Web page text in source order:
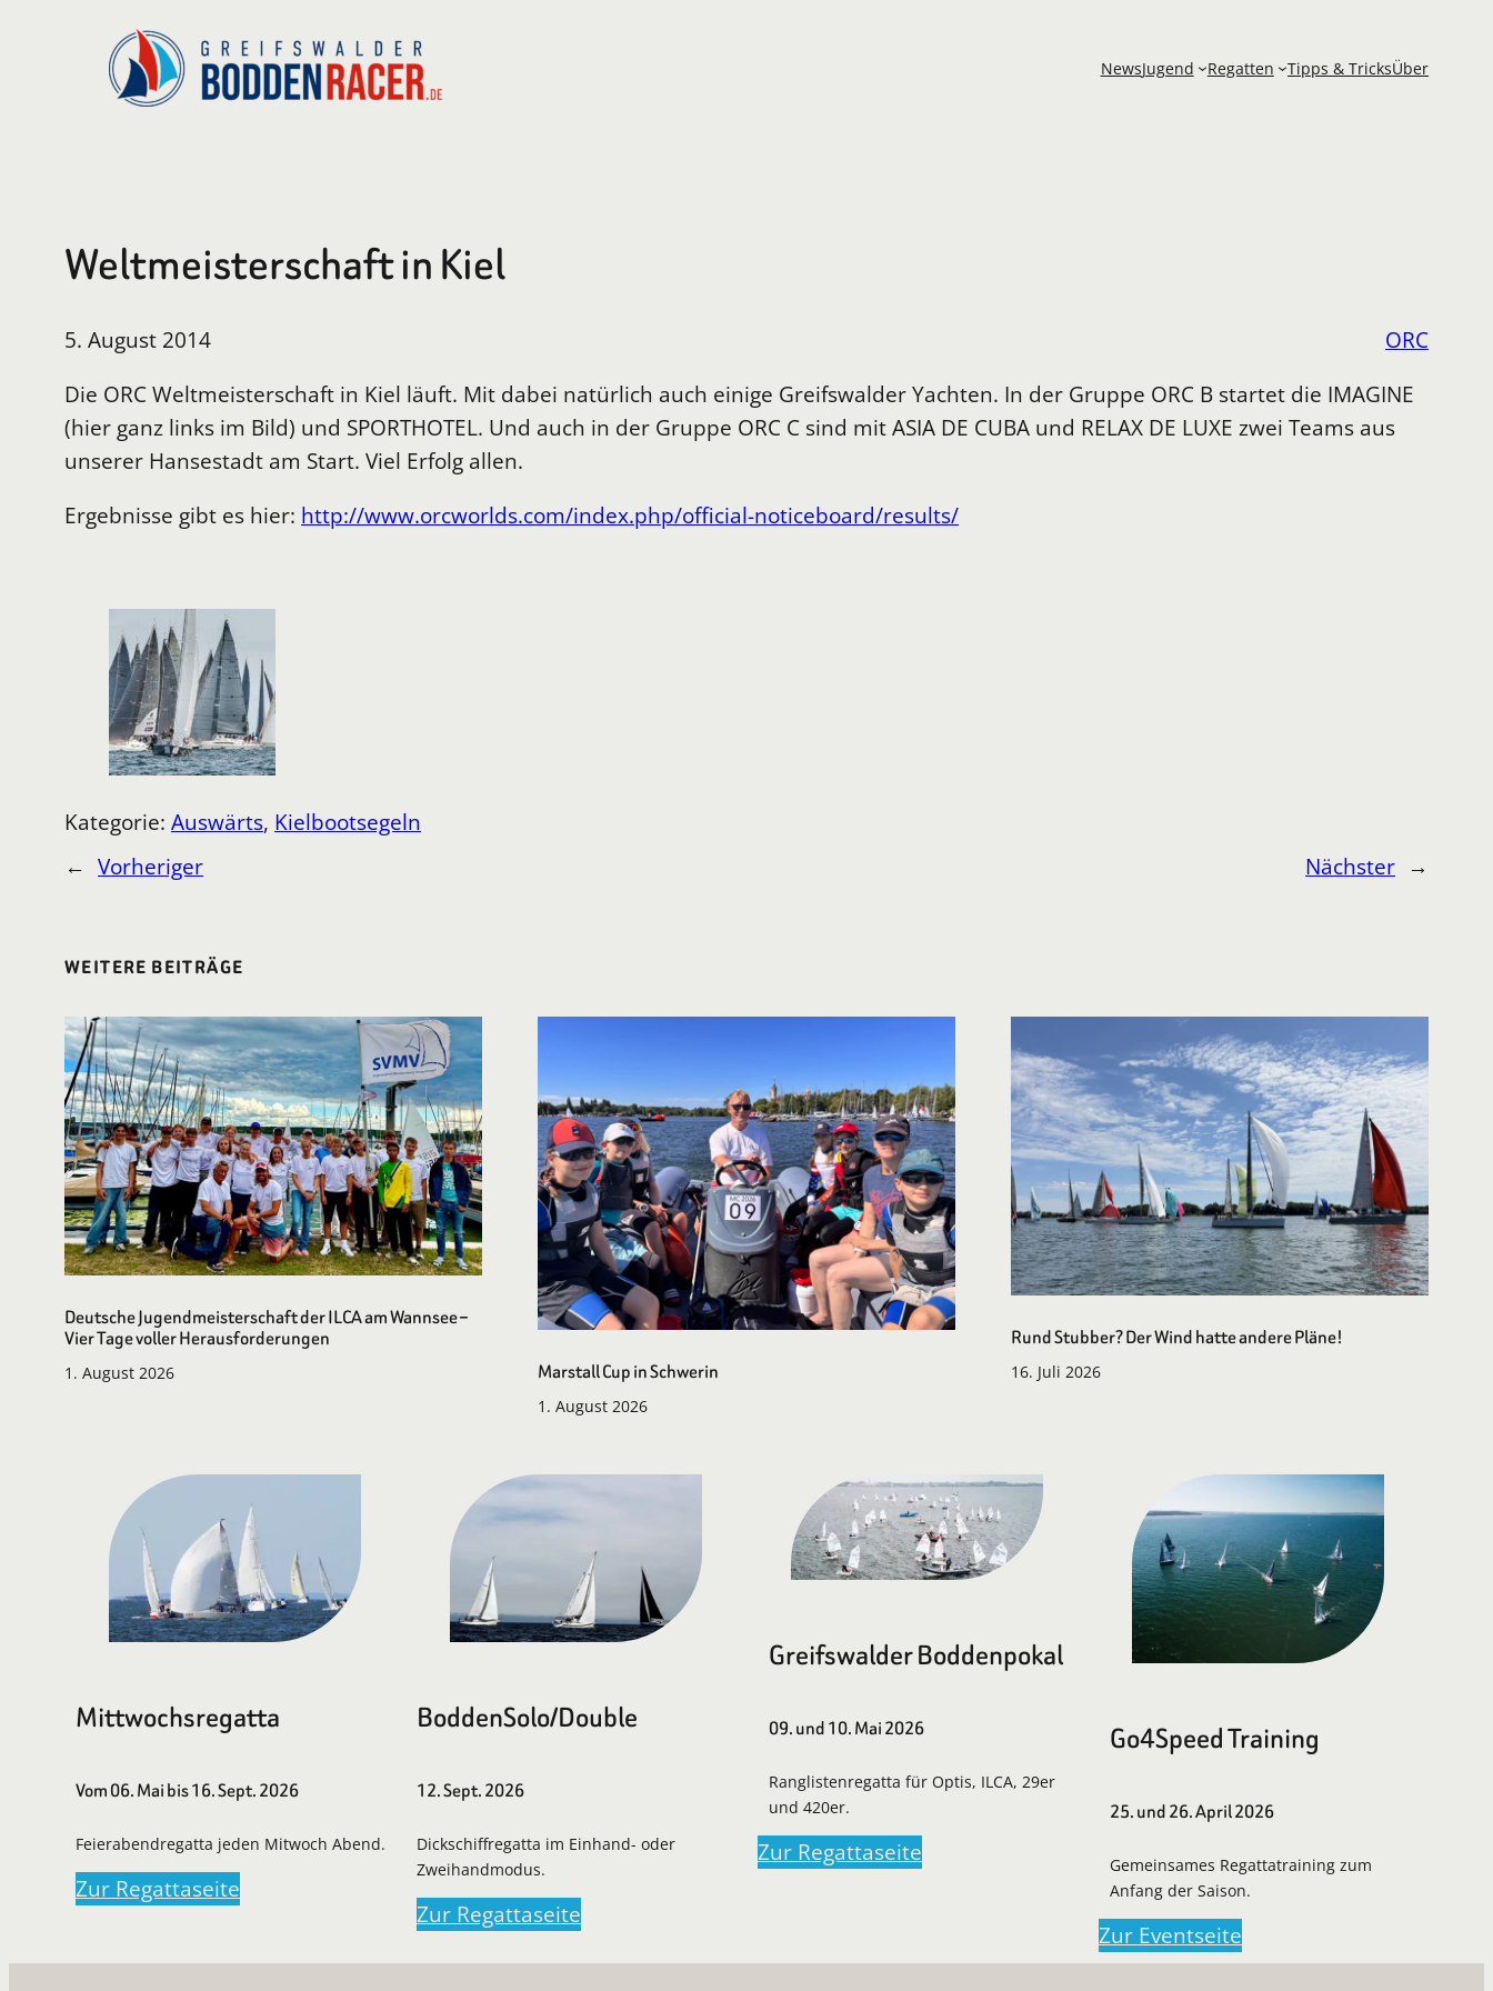
NewsJugend Regatten Tipps & TricksÜber
Weltmeisterschaft in Kiel
5. August 2014
ORC
Die ORC Weltmeisterschaft in Kiel läuft. Mit dabei natürlich auch einige Greifswalder Yachten. In der Gruppe ORC B startet die IMAGINE
(hier ganz links im Bild) und SPORTHOTEL. Und auch in der Gruppe ORC C sind mit ASIA DE CUBA und RELAX DE LUXE zwei Teams aus
unserer Hansestadt am Start. Viel Erfolg allen.
Ergebnisse gibt es hier: http://www.orcworlds.com/index.php/official-noticeboard/results/
Kategorie: Auswärts, Kielbootsegeln
← Vorheriger Nächster →
WEITERE BEITRÄGE
Deutsche Jugendmeisterschaft der ILCA am Wannsee –
Vier Tage voller Herausforderungen
1. August 2026 Marstall Cup in Schwerin
1. August 2026
Rund Stubber? Der Wind hatte andere Pläne!
16. Juli 2026
Mittwochsregatta
Vom 06. Mai bis 16. Sept. 2026
Feierabendregatta jeden Mitwoch Abend.
Zur Regattaseite
BoddenSolo/Double
12. Sept. 2026
Dickschiffregatta im Einhand- oder
Zweihandmodus.
Zur Regattaseite
Greifswalder Boddenpokal
09. und 10. Mai 2026
Ranglistenregatta für Optis, ILCA, 29er
und 420er.
Zur Regattaseite
Go4Speed Training
25. und 26. April 2026
Gemeinsames Regattatraining zum
Anfang der Saison.
Zur Eventseite